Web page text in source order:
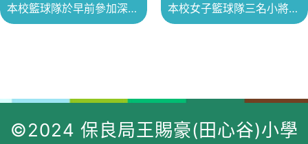
本校籃球隊於早前參加深水
均成功力克對手，包辦男女
子組冠軍，而女子B隊則奪
本校女子籃球隊三名小將於
賽中展現出不俗的球技，勇
奪女子乙組冠軍。
©2024 保良局王賜豪(田心谷)小學